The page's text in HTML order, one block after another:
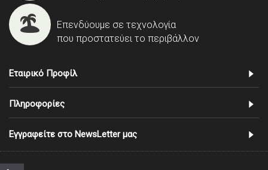
Επενδύουμε σε τεχνολογία
που προστατεύει το περιβάλλον
Εταιρικό Προφίλ
Πληροφορίες
Εγγραφείτε στο NewsLetter μας